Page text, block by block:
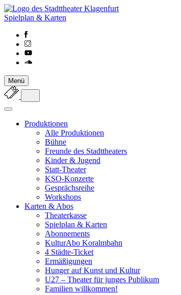
Spielplan & Karten
Menü
Produktionen
Alle Produktionen
Bühne
Freunde des Stadttheaters
Kinder & Jugend
Statt-Theater
KSO-Konzerte
Gesprächsreihe
Workshops
Karten & Abos
Theaterkasse
Spielplan & Karten
Abonnements
KulturAbo Koralmbahn
4 Städte-Ticket
Ermäßigungen
Hunger auf Kunst und Kultur
U27 – Theater für junges Publikum
Familien willkommen!